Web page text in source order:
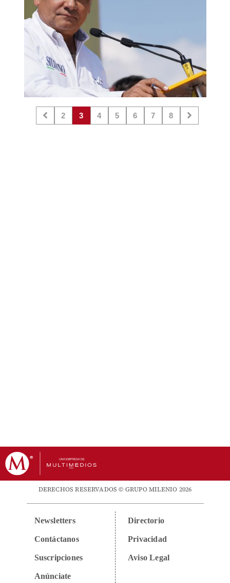
2 3 4 5 6 7 8
DERECHOS RESERVADOS © GRUPO MILENIO 2026
Newsletters
Contáctanos
Suscripciones
Anúnciate
Directorio
Privacidad
Aviso Legal